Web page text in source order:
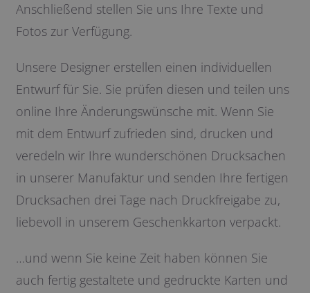
Anschließend stellen Sie uns Ihre Texte und
Fotos zur Verfügung.
Unsere Designer erstellen einen individuellen
Entwurf für Sie. Sie prüfen diesen und teilen uns
online Ihre Änderungswünsche mit. Wenn Sie
mit dem Entwurf zufrieden sind, drucken und
veredeln wir Ihre wunderschönen Drucksachen
in unserer Manufaktur und senden Ihre fertigen
Drucksachen drei Tage nach Druckfreigabe zu,
liebevoll in unserem Geschenkkarton verpackt.
…und wenn Sie keine Zeit haben können Sie
auch fertig gestaltete und gedruckte Karten und